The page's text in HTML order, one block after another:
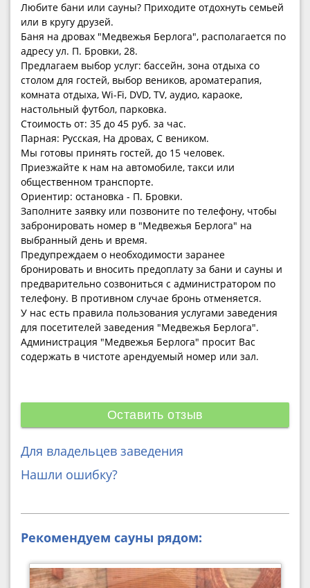
Любите бани или сауны? Приходите отдохнуть семьей
или в кругу друзей.
Баня на дровах "Медвежья Берлога", располагается по
адресу ул. П. Бровки, 28.
Предлагаем выбор услуг: бассейн, зона отдыха со
столом для гостей, выбор веников, ароматерапия,
комната отдыха, Wi-Fi, DVD, TV, аудио, караоке,
настольный футбол, парковка.
Стоимость от: 35 до 45 руб. за час.
Парная: Русская, На дровах, С веником.
Мы готовы принять гостей, до 15 человек.
Приезжайте к нам на автомобиле, такси или
общественном транспорте.
Ориентир: остановка - П. Бровки.
Заполните заявку или позвоните по телефону, чтобы
забронировать номер в "Медвежья Берлога" на
выбранный день и время.
Предупреждаем о необходимости заранее
бронировать и вносить предоплату за бани и сауны и
предварительно созвониться с администратором по
телефону. В противном случае бронь отменяется.
У нас есть правила пользования услугами заведения
для посетителей заведения "Медвежья Берлога".
Администрация "Медвежья Берлога" просит Вас
содержать в чистоте арендуемый номер или зал.
Оставить отзыв
Для владельцев заведения
Нашли ошибку?
Рекомендуем сауны рядом: